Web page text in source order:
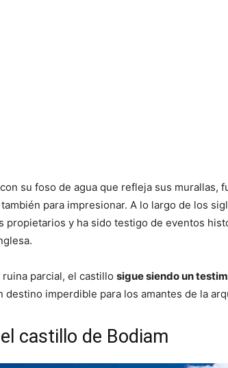
su foso de agua que refleja sus murallas,
para impresionar. A lo largo de los
propietarios y ha sido testigo de eventos
parcial, el castillo sigue siendo un
destino imperdible para los amantes de la
castillo de Bodiam